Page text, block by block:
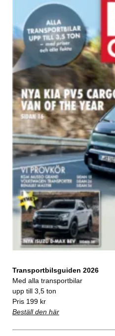
Transportbilsguiden 2026
Med alla transportbilar
upp till 3,5 ton
Pris 199 kr
Beställ den här